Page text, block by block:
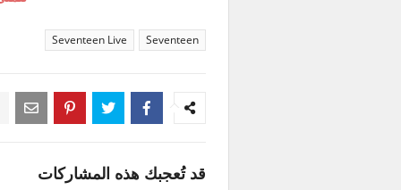
Seventeen
Seventeen Live
قد تُعجبك هذه المشاركات